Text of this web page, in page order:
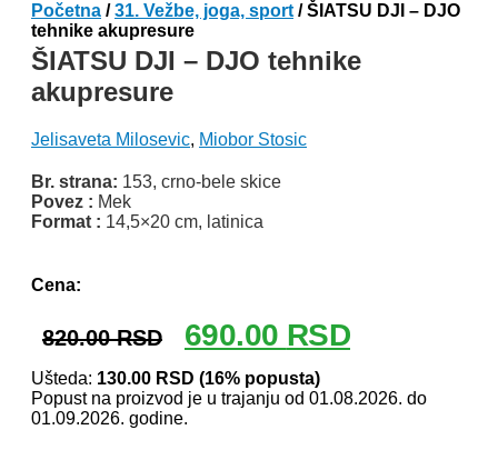
Početna /31. Vežbe, joga, sport / ŠIATSU DJI – DJO
tehnike akupresure
ŠIATSU DJI – DJO tehnike
akupresure
Jelisaveta Milosevic, Miobor Stosic
Br. strana: 153, crno-bele skice
Povez : Mek
Format : 14,5×20 cm, latinica
Cena:
820.00RSD
Originalna
cena
je
bila:
820.00 RSD.
690.00 RSDTrenutna
cena
690.00 RSD.
Ušteda: 130.00 RSD (16% popusta)
Popust na proizvod je u trajanju od 01.08.2026. do
01.09.2026. godine.